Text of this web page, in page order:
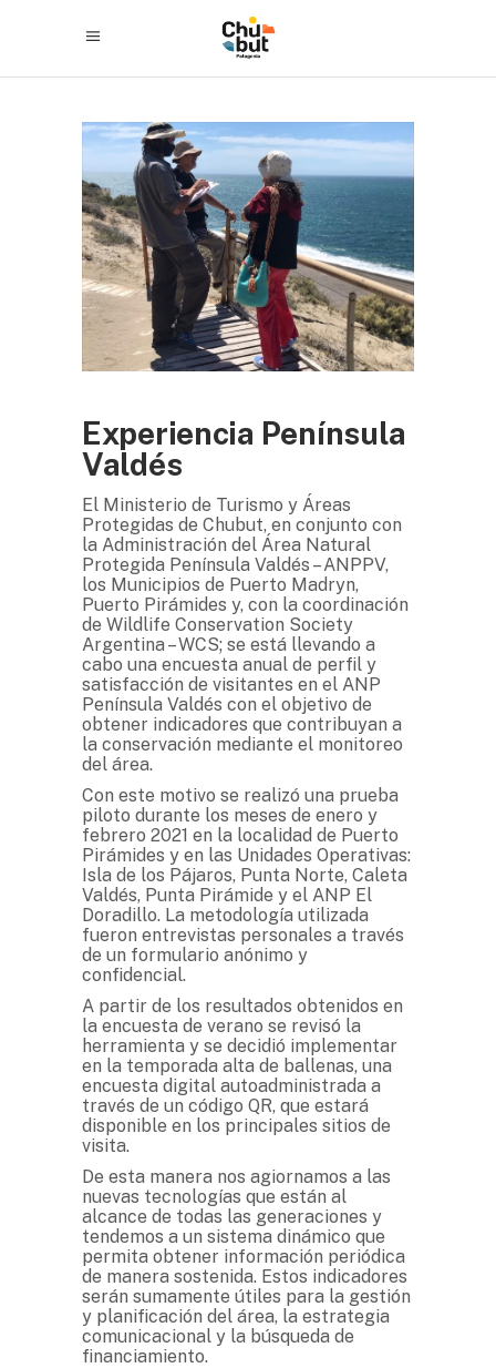
Experiencia Península
Valdés
El Ministerio de Turismo y Áreas
Protegidas de Chubut, en conjunto con
la Administración del Área Natural
Protegida Península Valdés – ANPPV,
los Municipios de Puerto Madryn,
Puerto Pirámides y, con la coordinación
de Wildlife Conservation Society
Argentina – WCS; se está llevando a
cabo una encuesta anual de perfil y
satisfacción de visitantes en el ANP
Península Valdés con el objetivo de
obtener indicadores que contribuyan a
la conservación mediante el monitoreo
del área.
Con este motivo se realizó una prueba
piloto durante los meses de enero y
febrero 2021 en la localidad de Puerto
Pirámides y en las Unidades Operativas:
Isla de los Pájaros, Punta Norte, Caleta
Valdés, Punta Pirámide y el ANP El
Doradillo. La metodología utilizada
fueron entrevistas personales a través
de un formulario anónimo y
confidencial.
A partir de los resultados obtenidos en
la encuesta de verano se revisó la
herramienta y se decidió implementar
en la temporada alta de ballenas, una
encuesta digital autoadministrada a
través de un código QR, que estará
disponible en los principales sitios de
visita.
De esta manera nos agiornamos a las
nuevas tecnologías que están al
alcance de todas las generaciones y
tendemos a un sistema dinámico que
permita obtener información periódica
de manera sostenida. Estos indicadores
serán sumamente útiles para la gestión
y planificación del área, la estrategia
comunicacional y la búsqueda de
financiamiento.